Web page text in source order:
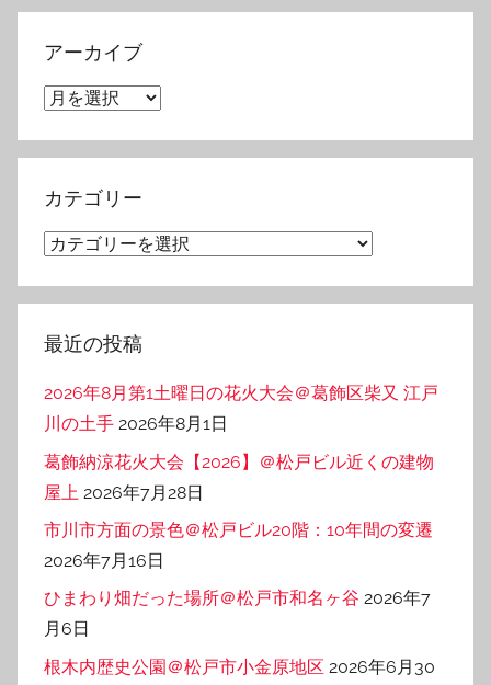
アーカイブ
ア
カ
イ
カテゴリー
カ
ゴ
リ
最近の投稿
2026年8月第1土曜日の花火大会＠葛飾区柴又 江戸
川の土手 2026年8月1日
葛飾納涼花火大会【2026】＠松戸ビル近くの建物
屋上 2026年7月28日
市川市方面の景色＠松戸ビル20階：10年間の変遷
2026年7月16日
ひまわり畑だった場所＠松戸市和名ヶ谷 2026年7
月6日
根木内歴史公園＠松戸市小金原地区 2026年6月30